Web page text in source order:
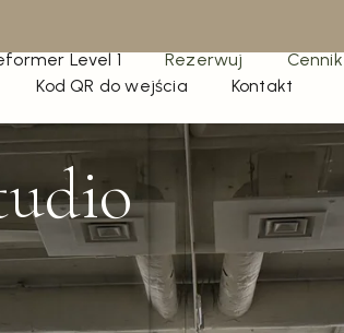
Level 1 Rezerwuj Cennik
Kod QR do wejścia
Kontakt